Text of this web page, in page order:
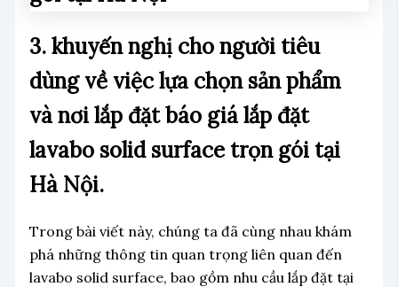
3. khuyến nghị cho người tiêu
dùng về việc lựa chọn sản phẩm
và nơi lắp đặt báo giá lắp đặt
lavabo solid surface trọn gói tại
Hà Nội.
Trong bài viết này, chúng ta đã cùng nhau khám
phá những thông tin quan trọng liên quan đến
lavabo solid surface, bao gồm nhu cầu lắp đặt tại